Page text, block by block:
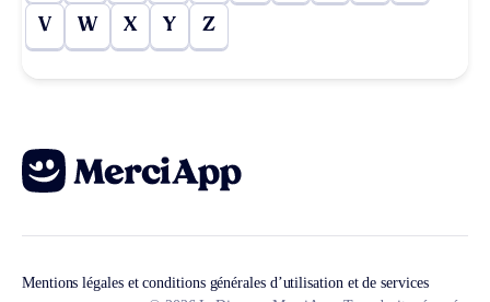
V W X Y Z
Mentions légales et conditions générales d’utilisation et de services